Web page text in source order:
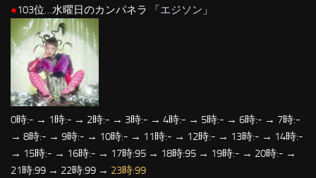
●103位…水曜日のカンパネラ 「エジソン 」
0時:- → 1時:- → 2時:- → 3時:- → 4時:- → 5時:- → 6時:- → 7時:-
→ 8時:- → 9時:- → 10時:- → 11時:- → 12時:- → 13時:- → 14時:-
→ 15時:- → 16時:- → 17時:95 → 18時:95 → 19時:- → 20時:- →
21時:99 → 22時:99 → 23時:99